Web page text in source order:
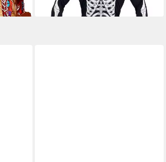
lieferbar - in 2-3 Werktagen bei dir